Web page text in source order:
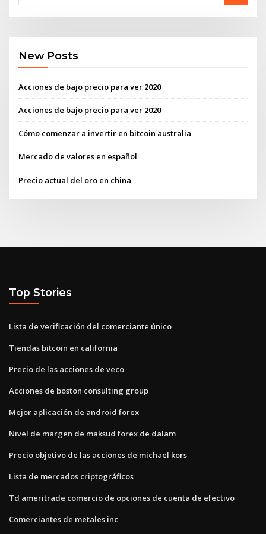
New Posts
Acciones de bajo precio para ver 2020
Acciones de bajo precio para ver 2020
Cómo comenzar a invertir en bitcoin australia
Mercado de valores en español
Precio actual del oro en china
Top Stories
Lista de verificación del comerciante único
Tiendas bitcoin en california
Precio de las acciones de veco
Acciones de boston consulting group
Mejor aplicación de android forex
Nivel de margen de maksud forex de dalam
Precio objetivo de las acciones de michael kors
Lista de mercados criptográficos
Td ameritrade comercio de opciones de cuenta de efectivo
Comerciantes de metales inc